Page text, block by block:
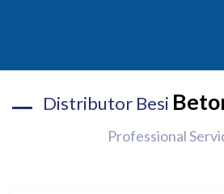
Distributor Besi
Professional